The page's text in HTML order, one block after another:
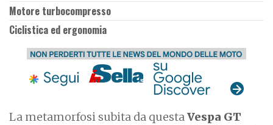
La metamorfosi subita da questaVespa GT
Motore turbocompresso
Ciclistica ed ergonomia